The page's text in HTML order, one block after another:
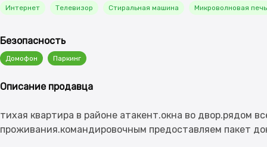
Интернет Телевизор Стиральная машина Микроволновая печь
Безопасность
Домофон Паркинг
Описание продавца
тихая квартира в районе атакент.окна во двор.рядом